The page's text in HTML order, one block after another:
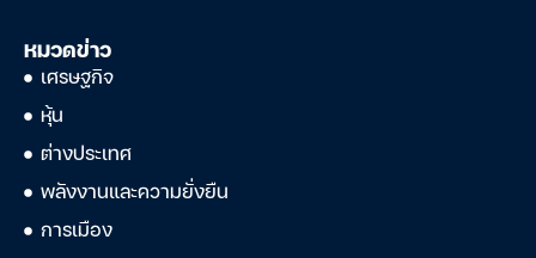
หมวดข่าว
เศรษฐกิจ
หุ้น
ต่างประเทศ
พลังงานและความยั่งยืน
การเมือง